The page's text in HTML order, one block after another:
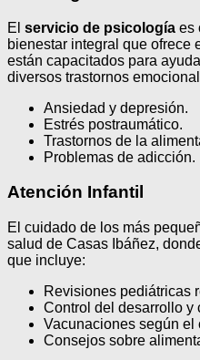
El servicio de psicología es
bienestar integral que ofrece
están capacitados para
diversos trastornos
Ansiedad y depresión.
Estrés postraumático.
Trastornos de la
Problemas de adicción.
Atención Infantil
El cuidado de los más
salud de Casas Ibáñez,
que incluye:
Revisiones pediátricas
Control del desarrollo y
Vacunaciones según el
Consejos sobre